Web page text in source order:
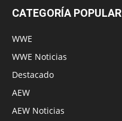
CATEGORÍA POPULAR
WWE
WWE Noticias
Destacado
AEW
AEW Noticias